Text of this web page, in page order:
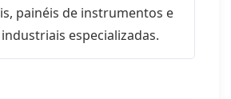
painéis de instrumentos e
especializadas.